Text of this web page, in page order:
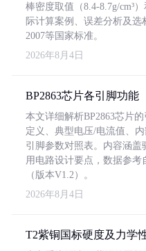
棒密度取值（8.4-8.7g/cm³
际计算案例、误差分析及选
2007等国家标准。
2026年8月4日
BP2863芯片各引脚功能
本文详细解析BP2863芯片
定义、典型电压/电流值、
引脚参数对照表。内容涵
用电路设计要点，数据参
（版本V1.2）。
2026年8月4日
T2紫铜国标硬度及力学